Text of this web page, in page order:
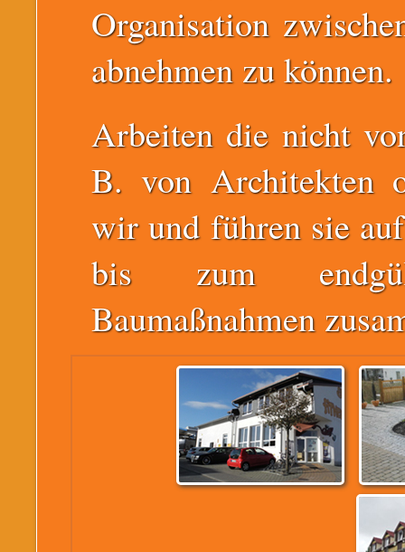
Organisation
abnehmen zu können.
Arbeiten die nicht
B. von Architekten
wir und führen sie
bis zum
Baumaßnahmen